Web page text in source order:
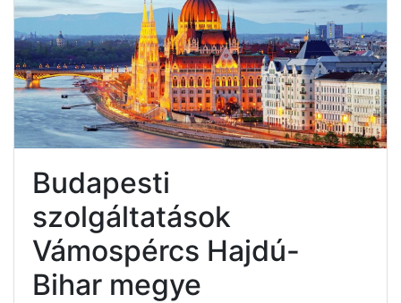
Budapesti
szolgáltatások
Vámospércs Hajdú-
Bihar megye